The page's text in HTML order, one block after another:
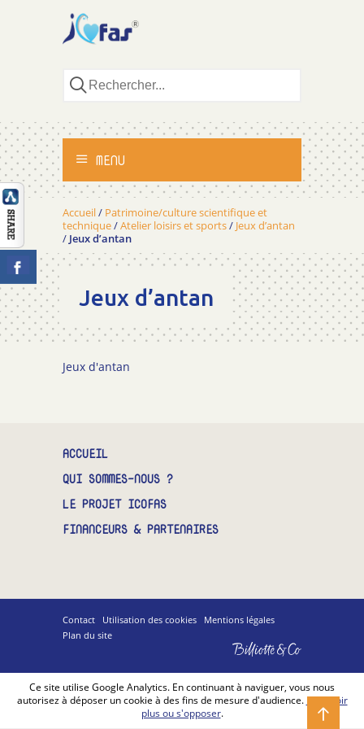
MENU
ACCUEIL
ACTIVITÉS
MÉTHODOLOGIE
TÉMOIGNAGES
Accueil/ Patrimoine/culture scientifique et
technique/Atelier loisirs et sports/ Jeux d’antan
/ Jeux d’antan
Jeux d’antan
Jeux d'antan
ACCUEIL
QUI SOMMES-NOUS ?
LE PROJET ICOFAS
FINANCEURS & PARTENAIRES
Contact Utilisation des cookies
Mentions légales
Plan du site
Billiotte
Co
Ce site utilise Google Analytics. En continuant à naviguer, vous nous
autorisez à déposer un cookie à des fins de mesure d'audience. En savoir
plus ou s'opposer.